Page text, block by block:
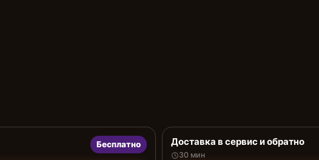
Бесплатно Доставка в сервис и обратно
30 мин